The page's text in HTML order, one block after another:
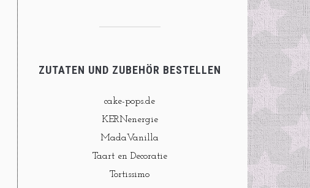
ZUTATEN UND ZUBEHÖR BESTELLEN
cake-pops.de
KERNenergie
MadaVanilla
Taart en Decoratie
Tortissimo